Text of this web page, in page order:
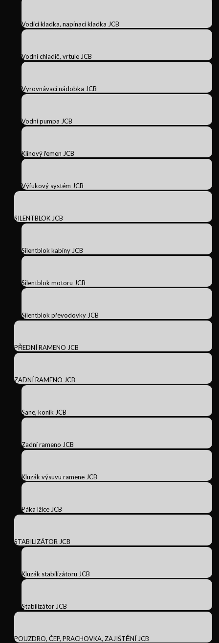
Vodicí kladka, napínací kladka JCB
Vodní chladič, vrtule JCB
Vyrovnávací nádobka JCB
Vodní pumpa JCB
Klínový řemen JCB
Výfukový systém JCB
SILENTBLOK JCB
Silentblok kabíny JCB
Silentblok motoru JCB
Silentblok převodovky JCB
PŘEDNÍ RAMENO JCB
ZADNÍ RAMENO JCB
Sane, koník JCB
Zadní rameno JCB
Kluzák výsuvu ramene JCB
Páka lžíce JCB
STABILIZÁTOR JCB
Kluzák stabilizátoru JCB
Stabilizátor JCB
POUZDRO, ČEP, PRACHOVKA, ZAJIŠTĚNÍ JCB